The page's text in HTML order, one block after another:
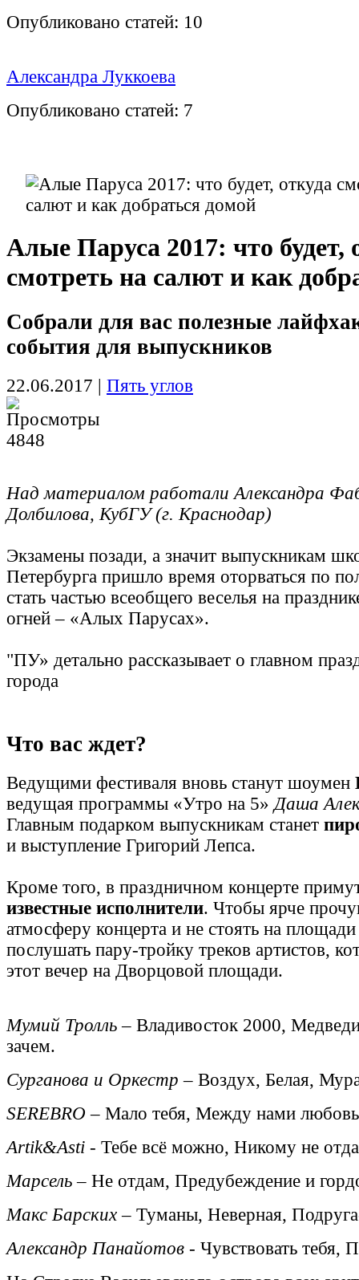
Опубликовано статей: 10
Александра Луккоева
Опубликовано статей: 7
Алые Паруса 2017: что будет,
смотреть на салют и как
Собрали для вас полезные
события для выпускников
22.06.2017 | Пять углов
4848
Над материалом работали Александра
Долбилова, КубГУ (г. Краснодар)
Экзамены позади, а значит выпускникам
Петербурга пришло время оторваться по
стать частью всеобщего веселья на
огней – «Алых Парусах».
"ПУ» детально рассказывает о главном
города
Что вас ждет?
Ведущими фестиваля вновь станут шоумен
ведущая программы «Утро на 5» Даша
Главным подарком выпускникам станет
и выступление Григорий Лепса.
Кроме того, в праздничном концерте
известные исполнители. Чтобы ярче
атмосферу концерта и не стоять на площади
послушать пару-тройку треков артистов,
этот вечер на Дворцовой площади.
Мумий Тролль – Владивосток 2000,
зачем.
Сурганова и Оркестр – Воздух, Белая,
SEREBRO – Мало тебя, Между нами
Artik&Asti - Тебе всё можно, Никому не
Марсель – Не отдам, Предубеждение и
Макс Барских – Туманы, Неверная,
Александр Панайотов - Чувствовать тебя,